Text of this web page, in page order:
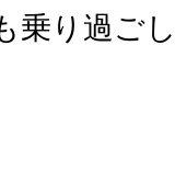
乗り過ご